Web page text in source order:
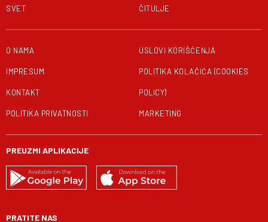
SVET ČITULJE
O NAMA
IMPRESUM
KONTAKT
POLITIKA PRIVATNOSTI
USLOVI KORIŠĆENJA
POLITIKA KOLAČIĆA (COOKIES
POLICY)
MARKETING
PREUZMI APLIKACIJE
PRATITE NAS